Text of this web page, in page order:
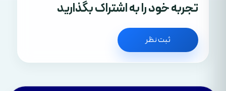
تجربه خود را به اشتراک بگذارید
ثبت نظر